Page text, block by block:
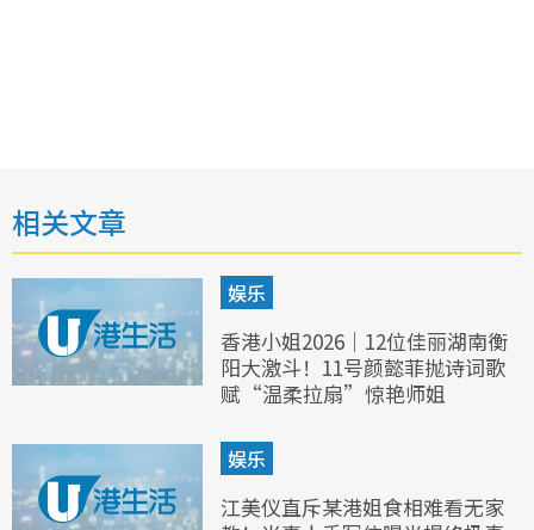
相关文章
娱乐
香港小姐2026｜12位佳丽湖南衡
阳大激斗！11号颜懿菲抛诗词歌
赋“温柔拉扇”惊艳师姐
娱乐
江美仪直斥某港姐食相难看无家